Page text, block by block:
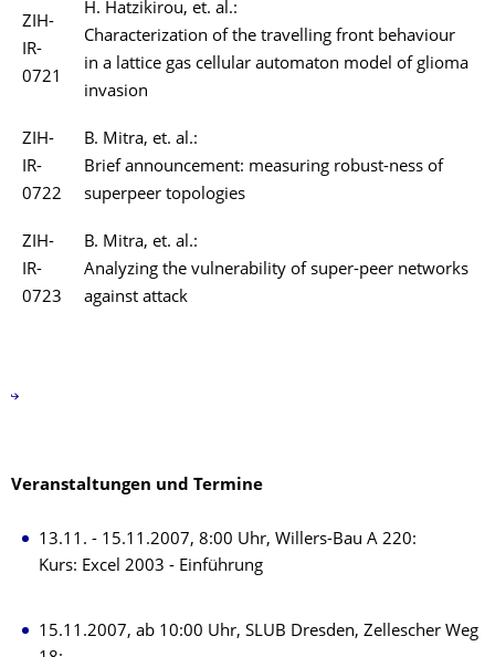
ZIH-
IR-
0721
H. Hatzikirou, et. al.:
Characterization of the travelling front behaviour
in a lattice gas cellular automaton model of glioma
invasion
ZIH-
IR-
0722
B. Mitra, et. al.:
Brief announcement: measuring robust-ness of
superpeer topologies
ZIH-
IR-
0723
B. Mitra, et. al.:
Analyzing the vulnerability of super-peer networks
against attack
Veranstaltungen und Termine
13.11. - 15.11.2007, 8:00 Uhr, Willers-Bau A 220:
Kurs: Excel 2003 - Einführung
15.11.2007, ab 10:00 Uhr, SLUB Dresden, Zellescher Weg